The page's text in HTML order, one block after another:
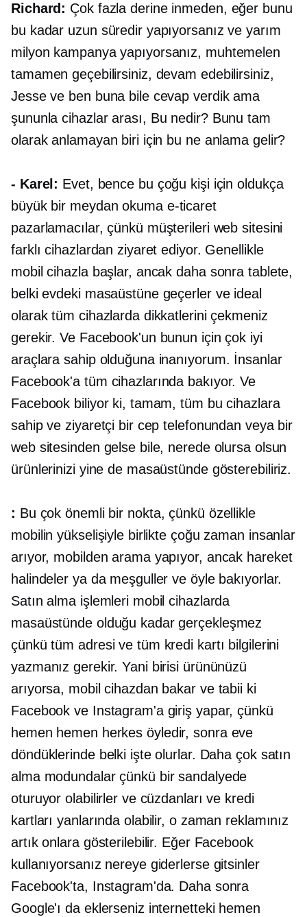
Richard: Çok fazla derine inmeden, eğer bunu
bu kadar uzun süredir yapıyorsanız ve yarım
milyon kampanya yapıyorsanız, muhtemelen
tamamen geçebilirsiniz, devam edebilirsiniz,
Jesse ve ben buna bile cevap verdik ama
şununlacihazlar arası, Bu nedir? Bunu tam
olarak anlamayan biri için bu ne anlama gelir?
- Karel: Evet, bence bu çoğu kişi için oldukça
büyük bir meydan okuma e-ticaret
pazarlamacılar, çünkü müşterileri web sitesini
farklı cihazlardan ziyaret ediyor. Genellikle
mobil cihazla başlar, ancak daha sonra tablete,
belki evdeki masaüstüne geçerler ve ideal
olarak tüm cihazlarda dikkatlerini çekmeniz
gerekir. Ve Facebook'un bunun için çok iyi
araçlara sahip olduğuna inanıyorum. İnsanlar
Facebook'a tüm cihazlarında bakıyor. Ve
Facebook biliyor ki, tamam, tüm bu cihazlara
sahip ve ziyaretçi bir cep telefonundan veya bir
web sitesinden gelse bile, nerede olursa olsun
ürünlerinizi yine de masaüstünde gösterebiliriz.
: Bu çok önemli bir nokta, çünkü özellikle
mobilin yükselişiyle birlikte çoğu zaman insanlar
arıyor, mobilden arama yapıyor, ancak hareket
halindeler ya da meşguller ve öyle bakıyorlar.
Satın alma işlemleri mobil cihazlarda
masaüstünde olduğu kadar gerçekleşmez
çünkü tüm adresi ve tüm kredi kartı bilgilerini
yazmanız gerekir. Yani birisi ürününüzü
arıyorsa, mobil cihazdan bakar ve tabii ki
Facebook ve Instagram'a giriş yapar, çünkü
hemen hemen herkes öyledir, sonra eve
döndüklerinde belki işte olurlar. Daha çok satın
alma modundalar çünkü bir sandalyede
oturuyor olabilirler ve cüzdanları ve kredi
kartları yanlarında olabilir, o zaman reklamınız
artık onlara gösterilebilir. Eğer Facebook
kullanıyorsanız nereye giderlerse gitsinler
Facebook'ta, Instagram'da. Daha sonra
Google'ı da eklerseniz internetteki hemen